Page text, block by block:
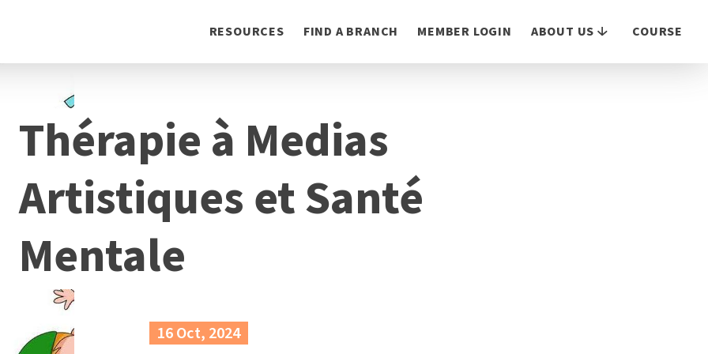
navigation
RESOURCES FIND A BRANCH MEMBER LOGIN ABOUT US COURSE
Thérapie à Medias
Artistiques et Santé
Mentale
16 Oct, 2024